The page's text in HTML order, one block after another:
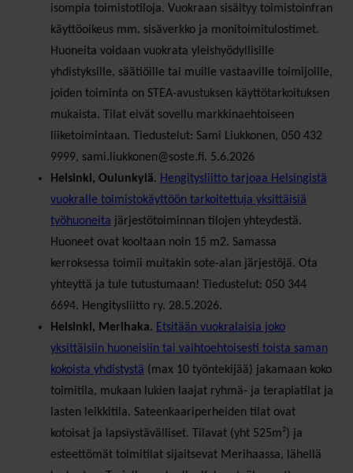
isompia toimistotiloja. Vuokraan sisältyy toimistoinfran
käyttöoikeus mm. sisäverkko ja monitoimitulostimet.
Huoneita voidaan vuokrata yleishyödyllisille
yhdistyksille, säätiöille tai muille vastaaville toimijoille,
joiden toiminta on STEA-avustuksen käyttötarkoituksen
mukaista. Tilat eivät sovellu markkinaehtoiseen
liiketoimintaan. Tiedustelut: Sami Liukkonen, 050 432
9999, sami.liukkonen@soste.fi. 5.6.2026
Helsinki, Oulunkylä. Hengitysliitto tarjoaa Helsingistä
vuokralle toimistokäyttöön tarkoitettuja yksittäisiä
työhuoneita järjestötoiminnan tilojen yhteydestä.
Huoneet ovat kooltaan noin 15 m2. Samassa
kerroksessa toimii muitakin sote-alan järjestöjä. Ota
yhteyttä ja tule tutustumaan! Tiedustelut: 050 344
6694. Hengitysliitto ry. 28.5.2026.
Helsinki, Merihaka. Etsitään vuokralaisia joko
yksittäisiin huoneisiin tai vaihtoehtoisesti toista saman
kokoista yhdistystä (max 10 työntekijää) jakamaan koko
toimitila, mukaan lukien laajat ryhmä- ja terapiatilat ja
lasten leikkitila. Sateenkaariperheiden tilat ovat
kotoisat ja lapsiystävälliset. Tilavat (yht 525m²) ja
esteettömät toimitilat sijaitsevat Merihaassa, lähellä